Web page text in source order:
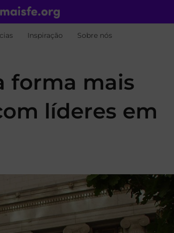
Inspiração Sobre nós
forma mais
líderes em